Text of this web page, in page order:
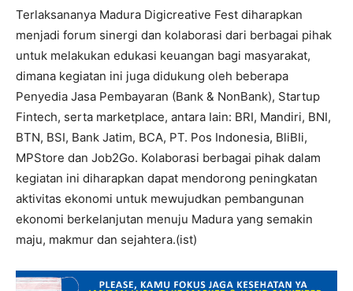
Terlaksananya Madura Digicreative Fest diharapkan
menjadi forum sinergi dan kolaborasi dari berbagai pihak
untuk melakukan edukasi keuangan bagi masyarakat,
dimana kegiatan ini juga didukung oleh beberapa
Penyedia Jasa Pembayaran (Bank & NonBank), Startup
Fintech, serta marketplace, antara Iain: BRI, Mandiri, BNI,
BTN, BSI, Bank Jatim, BCA, PT. Pos Indonesia, BliBIi,
MPStore dan Job2Go. Kolaborasi berbagai pihak dalam
kegiatan ini diharapkan dapat mendorong peningkatan
aktivitas ekonomi untuk mewujudkan pembangunan
ekonomi berkelanjutan menuju Madura yang semakin
maju, makmur dan sejahtera.(ist)